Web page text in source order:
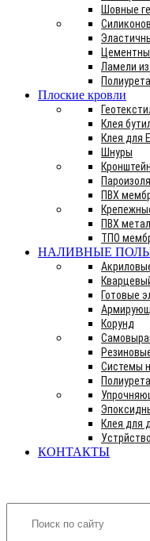
Шовные
Ламели из
Плоские кровли
Клея
Клея для
Шнуры
ПВХ
ПВХ
ТПО
НАЛИВНЫЕ
Готовые
Корунд
Системы
Клея для
КОНТАКТЫ